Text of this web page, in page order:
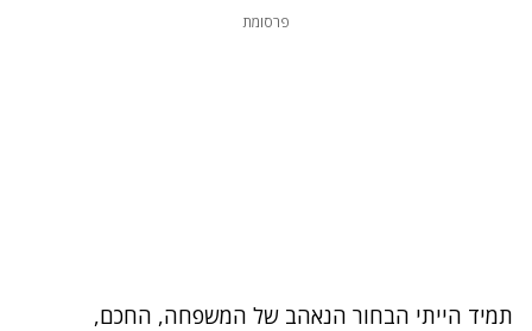
פרסומת
תמיד הייתי הבחור הנאהב של המשפחה, החכם,